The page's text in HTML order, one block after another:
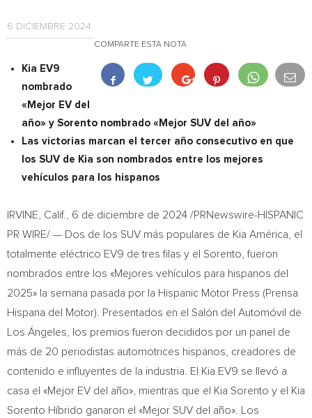
6 DICIEMBRE 2024
COMPARTE ESTA NOTA
Kia EV9
nombrado
«Mejor EV del
año» y Sorento nombrado «Mejor SUV del año»
Las victorias marcan el tercer año consecutivo en que
los SUV de Kia son nombrados entre los mejores
vehículos para los hispanos
IRVINE, Calif. 6 de diciembre de 2024 /PRNewswire-HISPANIC
PR WIRE/ — Dos de los SUV más populares de Kia América, el
totalmente eléctrico EV9 de tres filas y el Sorento, fueron
nombrados entre los «Mejores vehículos para hispanos del
2025» la semana pasada por la Hispanic Motor Press (Prensa
Hispana del Motor). Presentados en el Salón del Automóvil de
Los Ángeles, los premios fueron decididos por un panel de
más de 20 periodistas automotrices hispanos, creadores de
contenido e influyentes de la industria. El Kia EV9 se llevó a
casa el «Mejor EV del año», mientras que el
Kia Sorento y el Kia
Sorento Híbrido ganaron el «Mejor SUV del año». Los